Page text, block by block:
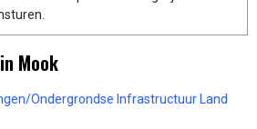
Mook
Ondergrondse Infrastructuur Land